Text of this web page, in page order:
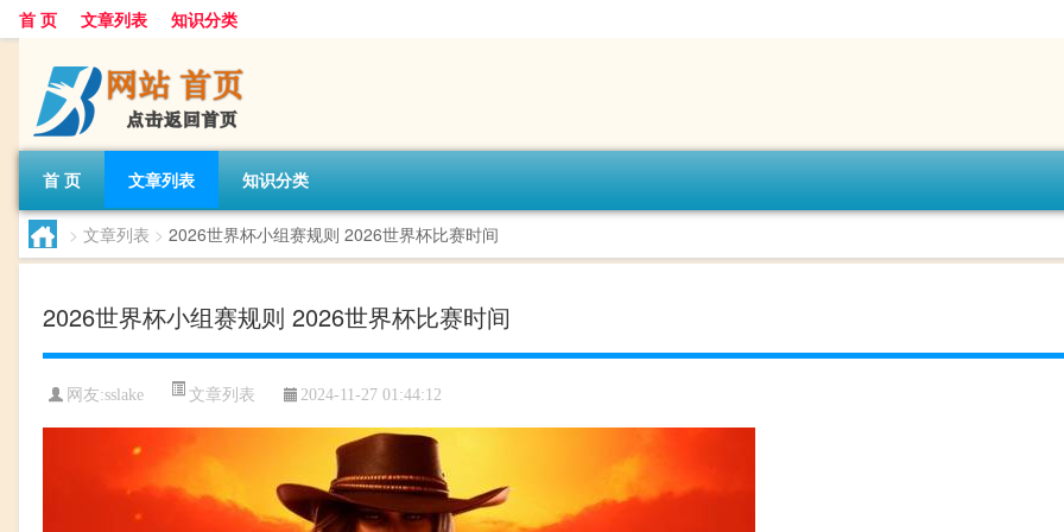
首 页 文章列表 知识分类
首 页 文章列表 知识分类
> 文章列表 > 2026世界杯小组赛规则 2026世界杯比赛时间
2026世界杯小组赛规则 2026世界杯比赛时间
网友:sslake 文章列表 2024-11-27 01:44:12